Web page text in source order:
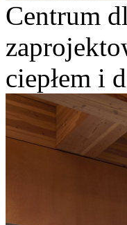
Centrum
ciepłem i